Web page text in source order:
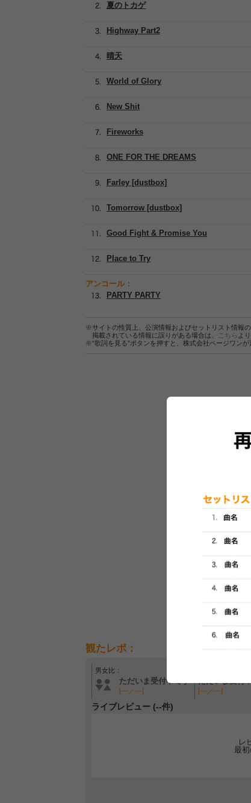
New Shit
夏のトカゲ
Fireworks
World of Glory
晴天
Highway Part2
ONE FOR THE DREAMS
Farley [dustbox]
Tomorrow [dustbox]
Good Fight & Promise You
Place to Try
アンコール：
PARTY PARTY
※サイトの性質上、公演情報およびセットリスト情報
掲載されている情報に誤りがある場合は、
こちら よ
※“歌詞を見る”ボタンを押すと、株式会社ページワン
セット
観たレポ：
男女比：
ただいま受付中です
[---／---] [---／---]
ライブレビュー (--件)
レ
最